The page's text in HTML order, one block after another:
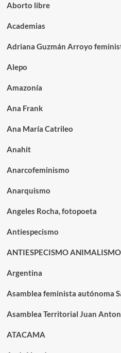
Aborto libre
Academias
Adriana Guzmán Arroyo
Alepo
Amazonía
Ana Frank
Ana María Catrileo
Anahit
Anarcofeminismo
Anarquismo
Angeles Rocha, fotopoeta
Antiespecismo
ANTIESPECISMO ANIMALISMO
Argentina
Asamblea feminista autónoma
Asamblea Territorial Juan
ATACAMA